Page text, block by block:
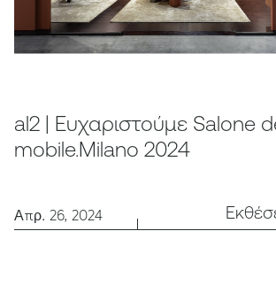
al2 | Ευχαριστούμε Salone
mobile.Milano 2024
Απρ. 26, 2024